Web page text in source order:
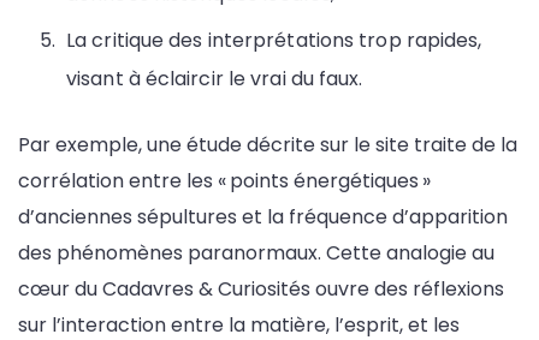
La critique des interprétations trop rapides,
visant à éclaircir le vrai du faux.
Par exemple, une étude décrite sur le site traite de la
corrélation entre les « points énergétiques »
d’anciennes sépultures et la fréquence d’apparition
des phénomènes paranormaux. Cette analogie au
cœur du Cadavres & Curiosités ouvre des réflexions
sur l’interaction entre la matière, l’esprit, et les